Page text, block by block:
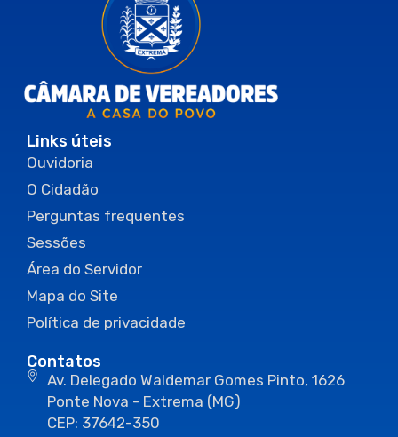
Links úteis
Ouvidoria
O Cidadão
Perguntas frequentes
Sessões
Área do Servidor
Mapa do Site
Política de privacidade
Contatos
Av. Delegado Waldemar Gomes Pinto, 1626
Ponte Nova - Extrema (MG)
CEP: 37642-350